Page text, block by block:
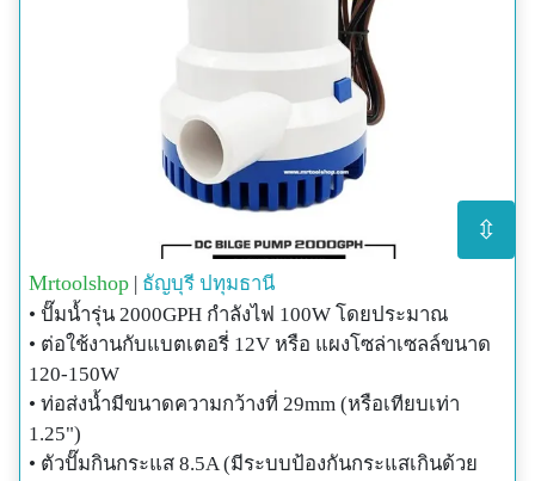
⇳
Mrtoolshop | ธัญบุรี ปทุมธานี
• ปั๊มน้ำรุ่น 2000GPH กำลังไฟ 100W โดยประมาณ
• ต่อใช้งานกับแบตเตอรี่ 12V หรือ แผงโซล่าเซลล์ขนาด
120-150W
• ท่อส่งน้ำมีขนาดความกว้างที่ 29mm (หรือเทียบเท่า
1.25")
• ตัวปั๊มกินกระแส 8.5A (มีระบบป้องกันกระแสเกินด้วย